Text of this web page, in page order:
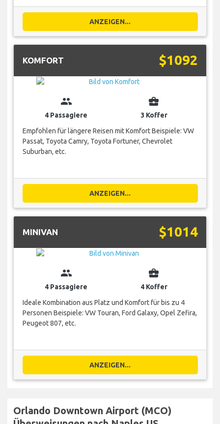
ANZEIGEN...
KOMFORT $1092
group
4 Passagiere
business_center
3 Koffer
Empfohlen für längere Reisen mit Komfort Beispiele: VW
Passat, Toyota Camry, Toyota Fortuner, Chevrolet
Suburban, etc.
ANZEIGEN...
MINIVAN $1014
group
4 Passagiere
business_center
4 Koffer
Ideale Kombination aus Platz und Komfort für bis zu 4
Personen Beispiele: VW Touran, Ford Galaxy, Opel Zefira,
Peugeot 807, etc.
ANZEIGEN...
Orlando Downtown Airport (MCO)